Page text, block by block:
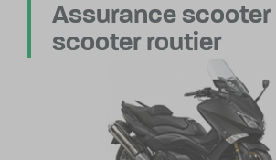
Assurance scooter
scooter routier